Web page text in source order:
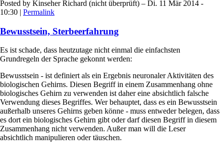
Posted by Kinseher Richard (nicht überprüft) – Di. 11 Mär 2014 -
10:30 | Permalink
Bewusstsein, Sterbeerfahrung
Es ist schade, dass heutzutage nicht einmal die einfachsten
Grundregeln der Sprache gekonnt werden:
Bewusstsein - ist definiert als ein Ergebnis neuronaler Aktivitäten des
biologischen Gehirns. Diesen Begriff in einem Zusammenhang ohne
biologisches Gehirn zu verwenden ist daher eine absichtlich falsche
Verwendung dieses Begriffes. Wer behauptet, dass es ein Bewusstsein
außerhalb unseres Gehirns geben könne - muss entweder belegen, dass
es dort ein biologisches Gehirn gibt oder darf diesen Begriff in diesem
Zusammenhang nicht verwenden. Außer man will die Leser
absichtlich manipulieren oder täuschen.